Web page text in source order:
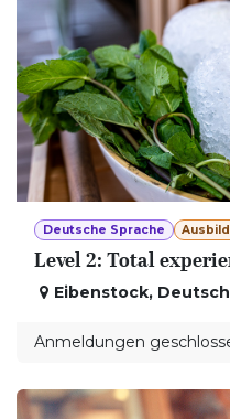
Deutsche Sprache
Level 2: Total
Eibenstock,
Anmeldungen